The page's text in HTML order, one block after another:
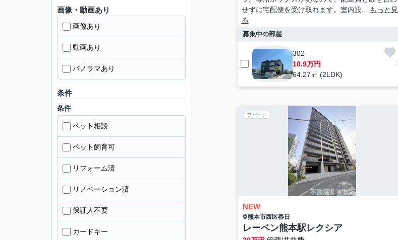
せずに宅配便を受け取れます。室内設...
もっと見
る
募集中の部屋
302
10.9万円
64.27㎡ (2LDK)
アパート
NEW
熊本市西区春日
レーベン熊本駅レクシア
画像・動画あり
画像あり
動画あり
パノラマあり
条件
条件
ペット相談
ペット飼育可
リフォーム済
リノベーション済
保証人不要
カードキー